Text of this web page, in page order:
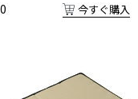
今すぐ購入